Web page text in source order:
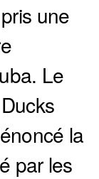
une
Le
la
par les